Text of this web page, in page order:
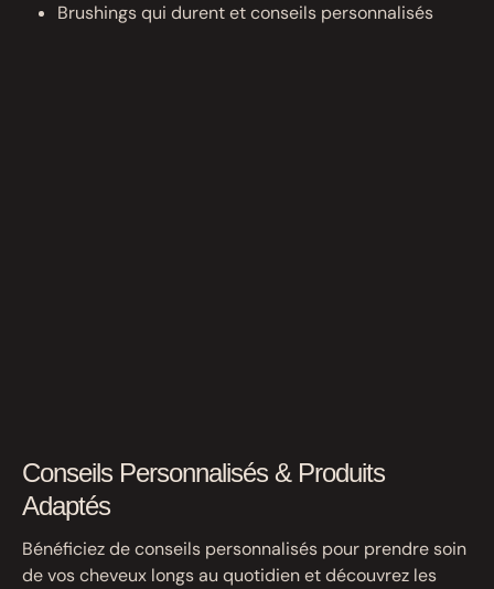
Brushings qui durent et conseils personnalisés
Conseils Personnalisés & Produits
Adaptés
Bénéficiez de conseils personnalisés pour prendre soin
de vos cheveux longs au quotidien et découvrez les